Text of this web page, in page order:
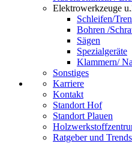
Elektrowerkzeuge
Schleifen/
Bohren /
Sägen
Spezialgeräte
Klammern/
Sonstiges
Karriere
Kontakt
Standort Hof
Standort Plauen
Ratgeber und Trends